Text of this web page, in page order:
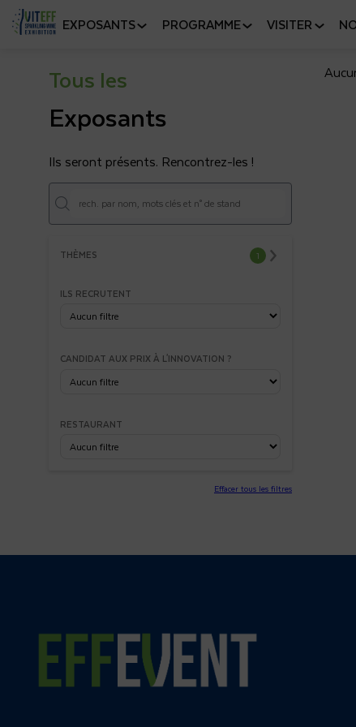
EXPOSANTS PROGRAMME VISITER
Tous les
Exposants
Ils seront présents. Rencontrez-les !
THÈMES 1
ILS RECRUTENT
CANDIDAT AUX PRIX À L'INNOVATION ?
RESTAURANT
Effacer tous les filtres